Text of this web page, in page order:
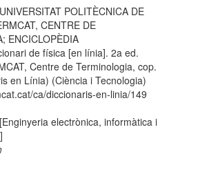
POLITÈCNICA DE
CENTRE DE
ENCICLOPÈDIA
de física [en línia]. 2a ed.
Centre de Terminologia, cop.
en Línia) (Ciència i Tecnologia)
ca/diccionaris-en-linia/149
[Enginyeria electrònica, informàtica i